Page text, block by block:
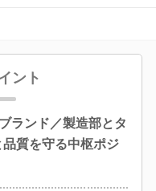
ント
ランド／製造部とタ
質を守る中枢ポジ